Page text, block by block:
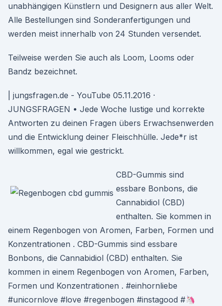
unabhängigen Künstlern und Designern aus aller Welt.
Alle Bestellungen sind Sonderanfertigungen und
werden meist innerhalb von 24 Stunden versendet.
Teilweise werden Sie auch als Loom, Looms oder
Bandz bezeichnet.
| jungsfragen.de - YouTube 05.11.2016 ·
JUNGSFRAGEN • Jede Woche lustige und korrekte
Antworten zu deinen Fragen übers Erwachsenwerden
und die Entwicklung deiner Fleischhülle. Jede*r ist
willkommen, egal wie gestrickt.
CBD-Gummis sind
essbare Bonbons, die
Cannabidiol (CBD)
enthalten. Sie kommen in
einem Regenbogen von Aromen, Farben, Formen und
Konzentrationen . CBD-Gummis sind essbare
Bonbons, die Cannabidiol (CBD) enthalten. Sie
kommen in einem Regenbogen von Aromen, Farben,
Formen und Konzentrationen . #einhornliebe
#unicornlove #love #regenbogen #instagood #🦄